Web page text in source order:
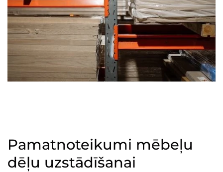
Pamatnoteikumi mēbeļu
dēļu uzstādīšanai